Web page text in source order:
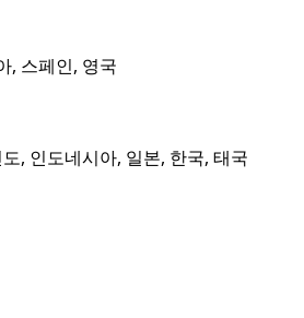
, 스페인, 영국
, 인도네시아, 일본, 한국, 태국